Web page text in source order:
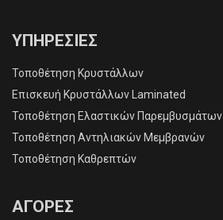
ΥΠΗΡΕΣΙΕΣ
Τοποθέτηση Κρυστάλλων
Επισκευή Κρυστάλλων Laminated
Τοποθέτηση Ελαστικών Παρεμβυσμάτων
Τοποθέτηση Αντηλιακών Μεμβρανών
Τοποθέτηση Καθρεπτών
ΑΓΟΡΕΣ